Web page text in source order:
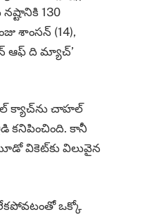
130
శాంసన్‌ (14),
ఆఫ్‌ ది మ్యాచ్‌’
క్యాచ్‌ను చాహల్‌
కనిపించింది. కానీ
వికెట్‌కు విలువైన
ఒక్కో